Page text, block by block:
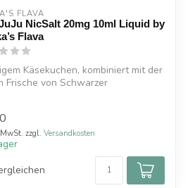
FLAVA
NicSalt 20mg 10ml Liquid by
Flava
Käsekuchen, kombiniert mit der
Frische von Schwarzer
zzgl. Versandkosten